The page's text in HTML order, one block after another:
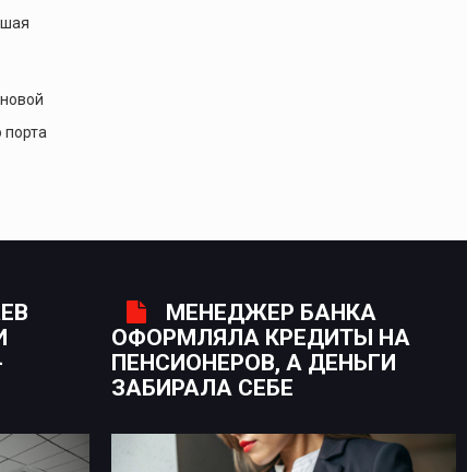
МЕНЕДЖЕР БАНКА
ОФОРМЛЯЛА КРЕДИТЫ НА
ПЕНСИОНЕРОВ, А ДЕНЬГИ
ЗАБИРАЛА СЕБЕ